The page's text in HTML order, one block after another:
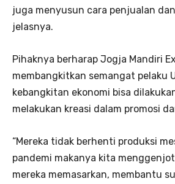
juga menyusun cara penjualan
jelasnya.
Pihaknya berharap Jogja Mandiri
membangkitkan semangat pelaku
kebangkitan ekonomi bisa
melakukan kreasi dalam promosi
“Mereka tidak berhenti produksi
pandemi makanya kita
mereka memasarkan, membantu